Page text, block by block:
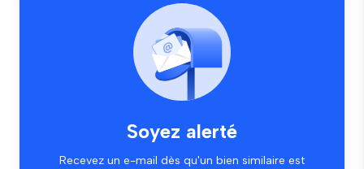
Soyez alerté
Recevez un e-mail dès qu'un bien similaire est